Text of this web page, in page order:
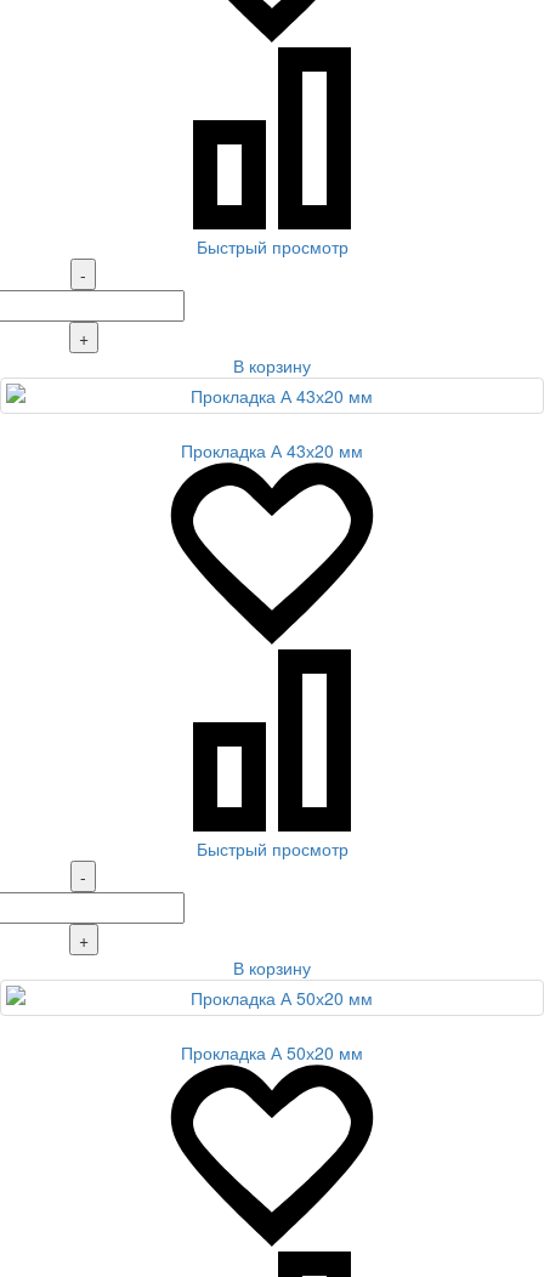
Быстрый просмотр
-
+
В корзину
Прокладка А 43х20 мм
Быстрый просмотр
-
+
В корзину
Прокладка А 50х20 мм